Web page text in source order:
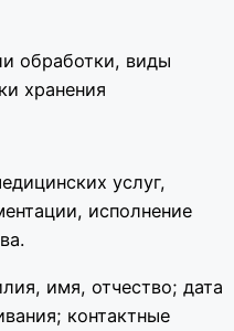
обработки, виды
хранения
услуг,
исполнение
имя, отчество; дата
контактные